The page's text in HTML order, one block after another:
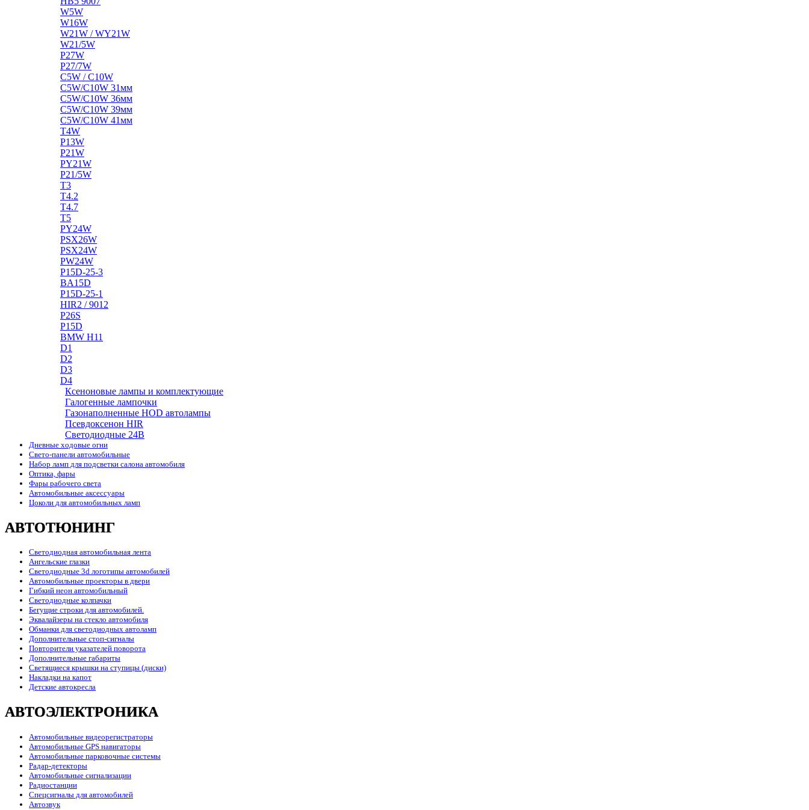
W5W
W16W
W21W / WY21W
W21/5W
P27W
P27/7W
C5W / C10W
C5W/C10W 31мм
C5W/C10W 36мм
C5W/C10W 39мм
C5W/C10W 41мм
T4W
P13W
P21W
PY21W
P21/5W
T3
T4.2
T4.7
T5
PY24W
PSX26W
PSX24W
PW24W
P15D-25-3
BA15D
P15D-25-1
HIR2 / 9012
P26S
P15D
BMW H11
D1
D2
D3
D4
Ксеноновые лампы и комплектующие
Галогенные лампочки
Газонаполненные HOD автолампы
Псевдоксенон HIR
Cветодиодные 24B
Дневные ходовые огни
Свето-панели автомобильные
Набор ламп для подсветки салона автомобиля
Оптика, фары
Фары рабочего света
Автомобильные аксессуары
Цоколи для автомобильных ламп
АВТОТЮНИНГ
Светодиодная автомобильная лента
Ангельские глазки
Светодиодные 3d логотипы автомобилей
Автомобильные проекторы в двери
Гибкий неон автомобильный
Светодиодные колпачки
Бегущие строки для автомобилей.
Эквалайзеры на стекло автомобиля
Обманки для светодиодных автоламп
Дополнительные стоп-сигналы
Повторители указателей поворота
Дополнительные габариты
Светящиеся крышки на ступицы (диски)
Накладки на капот
Детские автокресла
АВТОЭЛЕКТРОНИКА
Автомобильные видеорегистраторы
Автомобильные GPS навигаторы
Автомобильные парковочные системы
Радар-детекторы
Автомобильные сигнализации
Радиостанции
Спецсигналы для автомобилей
Автозвук